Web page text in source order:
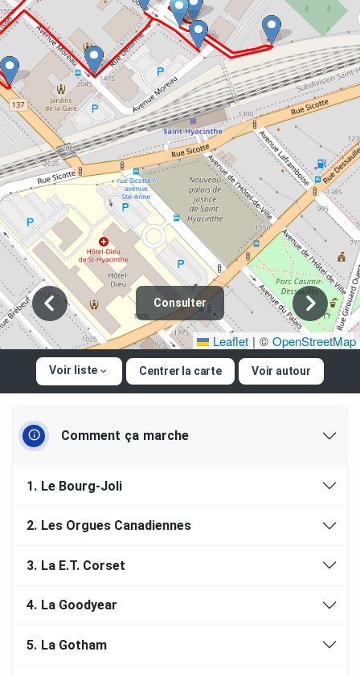
Comment ça marche
1. Le Bourg-Joli
2. Les Orgues Canadiennes
3. La E.T. Corset
4. La Goodyear
5. La Gotham
Leaflet | © OpenStreetMap
Consulter
Voir liste Centrer la carte Voir autour